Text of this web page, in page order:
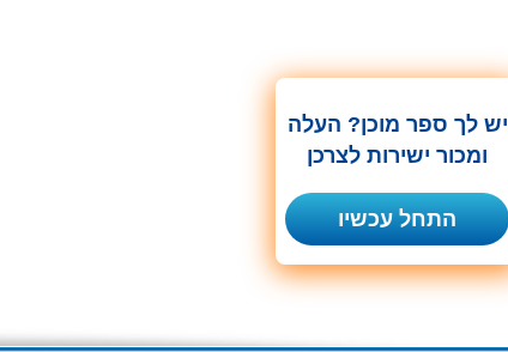
יש לך ספר מוכן? העלה
ומכור ישירות לצרכן
התחל עכשיו